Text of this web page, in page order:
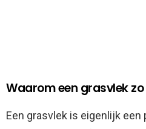
Waarom een grasvlek
Een grasvlek is eigenlijk